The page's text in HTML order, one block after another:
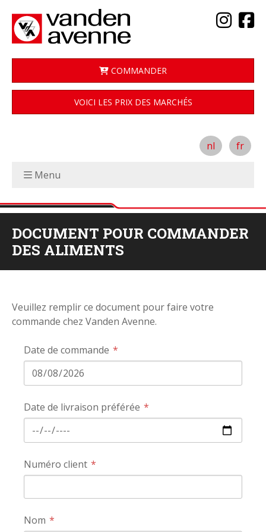
COMMANDER
VOICI LES PRIX DES MARCHÉS
nl fr
Menu
DOCUMENT POUR COMMANDER
DES ALIMENTS
Veuillez remplir ce document pour faire votre
commande chez Vanden Avenne.
Date de commande
Date de livraison préférée
Numéro client
Nom